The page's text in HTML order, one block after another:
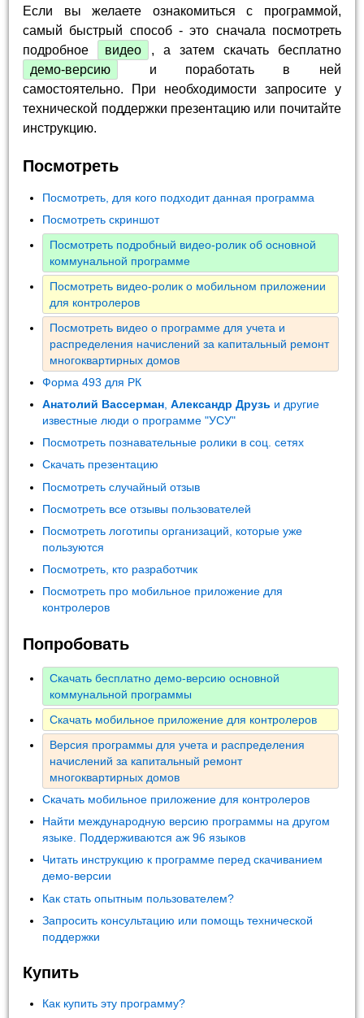
Если вы желаете ознакомиться с программой,
самый быстрый способ - это сначала посмотреть
подробное
видео
, а затем скачать бесплатно
демо-версию
и поработать в ней
самостоятельно. При необходимости запросите у
технической поддержки презентацию или почитайте
инструкцию.
Посмотреть
Посмотреть, для кого подходит данная программа
Посмотреть скриншот
Посмотреть подробный видео-ролик об основной
коммунальной программе
Посмотреть видео-ролик о мобильном приложении
для контролеров
Посмотреть видео о программе для учета и
распределения начислений за капитальный ремонт
многоквартирных домов
Форма 493 для РК
Анатолий Вассерман ,Александр Друзь и другие
известные люди о программе "УСУ"
Посмотреть познавательные ролики в соц. сетях
Скачать презентацию
Посмотреть случайный отзыв
Посмотреть все отзывы пользователей
Посмотреть логотипы организаций, которые уже
пользуются
Посмотреть, кто разработчик
Посмотреть про мобильное приложение для
контролеров
Попробовать
Скачать бесплатно демо-версию основной
коммунальной программы
Скачать мобильное приложение для контролеров
Версия программы для учета и распределения
начислений за капитальный ремонт
многоквартирных домов
Скачать мобильное приложение для контролеров
Найти международную версию программы на другом
языке. Поддерживаются аж 96 языков
Читать инструкцию к программе перед скачиванием
демо-версии
Как стать опытным пользователем?
Запросить консультацию или помощь технической
поддержки
Купить
Как купить эту программу?